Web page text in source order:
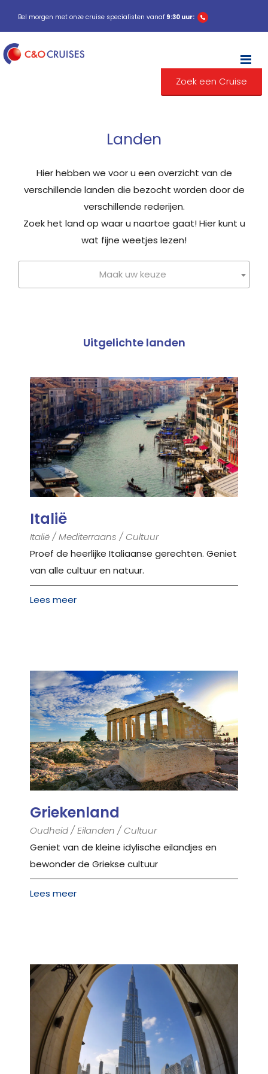
Bel morgen met onze cruise specialisten vanaf 9:30 uur:
Zoek een Cruise
Landen
Hier hebben we voor u een overzicht van de
verschillende landen die bezocht worden door de
verschillende rederijen.
Zoek het land op waar u naartoe gaat! Hier kunt u
wat fijne weetjes lezen!
Maak uw keuze
Uitgelichte landen
Italië
Italië / Mediterraans / Cultuur
Proef de heerlijke Italiaanse gerechten. Geniet
van alle cultuur en natuur.
Lees meer
Griekenland
Oudheid / Eilanden / Cultuur
Geniet van de kleine idylische eilandjes en
bewonder de Griekse cultuur
Lees meer